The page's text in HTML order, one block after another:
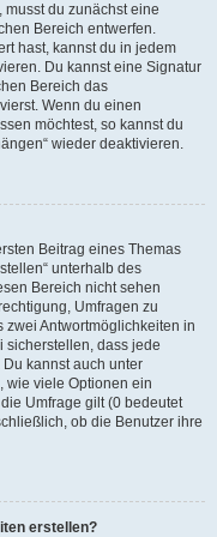
du zunächst eine
Bereich entwerfen.
hast, kannst du in jedem
Du kannst eine Signatur
Bereich das
Wenn du einen
möchtest, so kannst du
wieder deaktivieren.
Beitrag eines Themas
unterhalb des
Bereich nicht sehen
Umfragen zu
Antwortmöglichkeiten in
dass jede
kannst auch unter
wie viele Optionen ein
Umfrage gilt (0 bedeutet
ob die Benutzer ihre
erstellen?